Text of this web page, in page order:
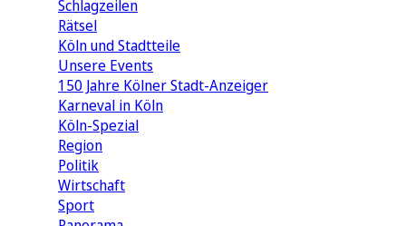
Schlagzeilen
Rätsel
Köln und Stadtteile
Unsere Events
150 Jahre Kölner Stadt-Anzeiger
Karneval in Köln
Köln-Spezial
Region
Politik
Wirtschaft
Sport